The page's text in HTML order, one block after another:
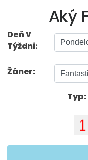
Aký
Deň V
Týždni:
Žáner:
Typ: